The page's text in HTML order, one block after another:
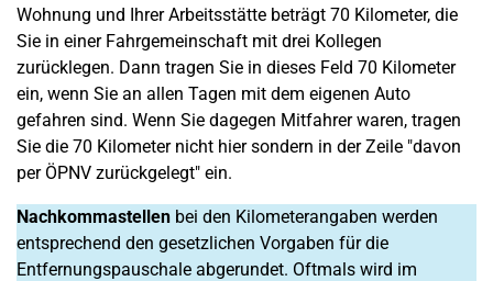
Wohnung und Ihrer Arbeitsstätte beträgt 70 Kilometer, die
Sie in einer Fahrgemeinschaft mit drei Kollegen
zurücklegen. Dann tragen Sie in dieses Feld 70 Kilometer
ein, wenn Sie an allen Tagen mit dem eigenen Auto
gefahren sind. Wenn Sie dagegen Mitfahrer waren, tragen
Sie die 70 Kilometer nicht hier sondern in der Zeile "davon
per ÖPNV zurückgelegt" ein.
Nachkommastellen bei den Kilometerangaben werden
entsprechend den gesetzlichen Vorgaben für die
Entfernungspauschale abgerundet. Oftmals wird im